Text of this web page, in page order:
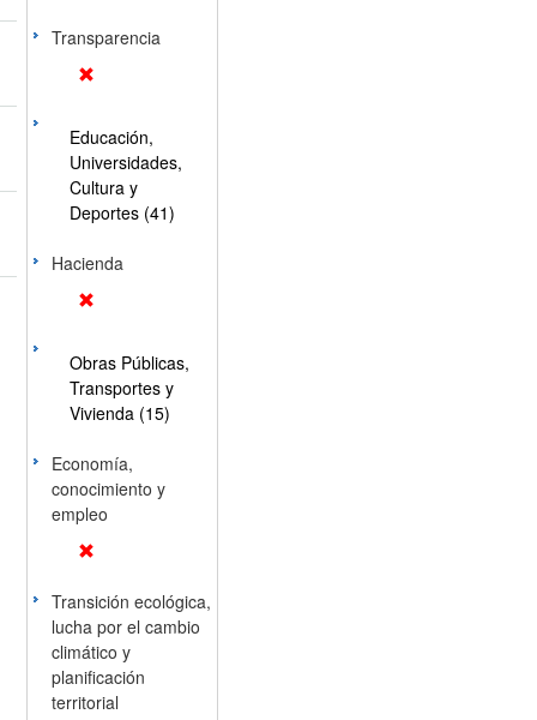
Transparencia
Educación,
Universidades,
Cultura y
Deportes (41)
Hacienda
Obras Públicas,
Transportes y
Vivienda (15)
Economía,
conocimiento y
empleo
Transición ecológica,
lucha por el cambio
climático y
planificación
territorial